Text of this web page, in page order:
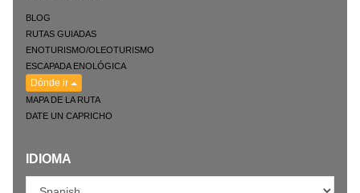
BLOG
RUTAS GUIADAS
ENOTURISMO/OLEOTURISMO
ESCAPADA ENOLÓGICA
Dónde ir
MAPA DE LA RUTA
DATE UN CAPRICHO
IDIOMA